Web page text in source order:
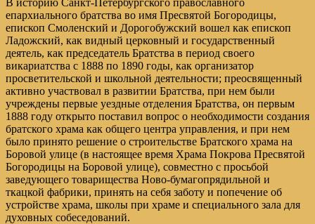
епархиального братства во имя Пресвятой Богородицы,
епископ Смоленский и Дорогобужский вошел как епископ
Ладожский, как видный церковный и государственный
деятель, как председатель Братства в период своего
викариатства с 1888 по 1890 годы, как организатор
просветительской и школьной деятельности; преосвященный
активно участвовал в развитии Братства, при нем были
учреждены первые уездные отделения Братства, он первым
1888 году открыто поставил вопрос о необходимости создания
братского храма как общего центра управления, и при нем
было принято решение о строительстве Братского храма на
Боровой улице (в настоящее время Храма Покрова Пресвятой
Богородицы на Боровой улице), совместно с просьбой
заведующего товарищества Ново-бумагопрядильной и
ткацкой фабрики, принять на себя заботу и попечение об
устройстве храма, школы при храме и специального зала для
духовных собеседований.